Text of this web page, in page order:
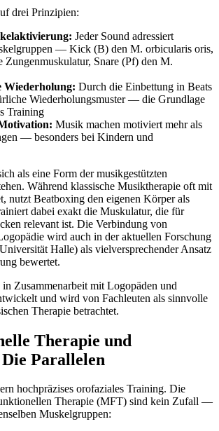
drei Prinzipien:
Jeder Sound adressiert
— Kick (B) den M. orbicularis oris,
Zungenmuskulatur, Snare (Pf) den M.
Wiederholung: Durch die Einbettung in Beats
Wiederholungsmuster — die Grundlage
Training
Musik machen motiviert mehr als
— besonders bei Kindern und
als eine Form der musikgestützten
Während klassische Musiktherapie oft mit
nutzt Beatboxing den eigenen Körper als
dabei exakt die Muskulatur, die für
relevant ist. Die Verbindung von
wird auch in der aktuellen Forschung
Halle) als vielversprechender Ansatz
bewertet.
Zusammenarbeit mit Logopäden und
und wird von Fachleuten als sinnvolle
Therapie betrachtet.
Therapie und
Parallelen
hochpräzises orofaziales Training. Die
Therapie (MFT) sind kein Zufall —
Muskelgruppen: